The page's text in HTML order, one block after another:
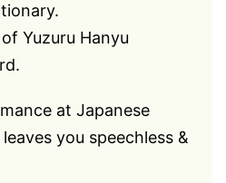
Yuzuru Hanyu
at Japanese
you speechless &